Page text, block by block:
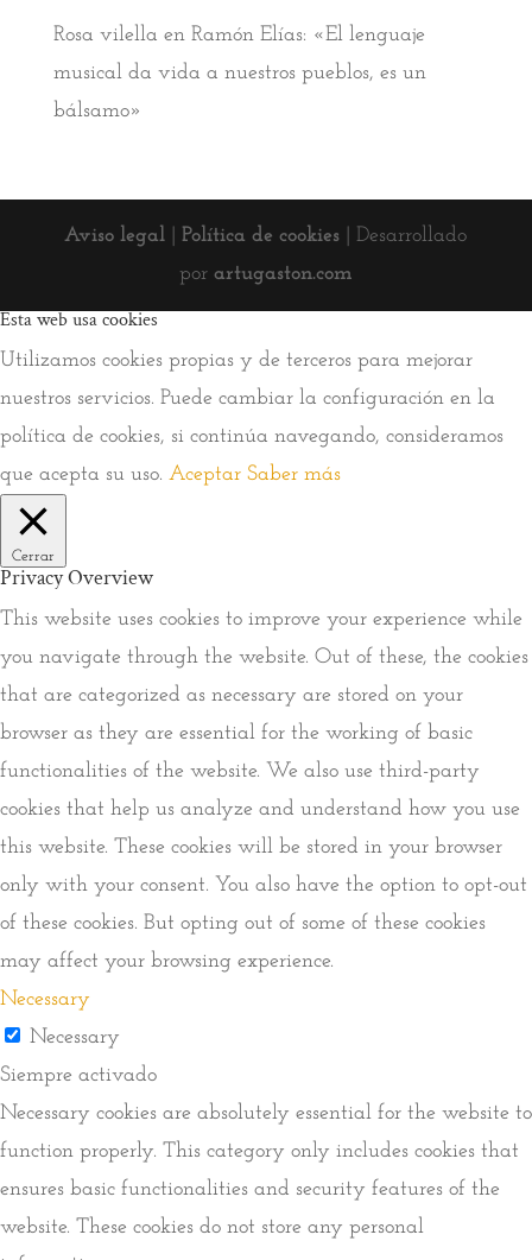
Rosa vilella en Ramón Elías: «El lenguaje
musical da vida a nuestros pueblos, es un
bálsamo»
Aviso legal |Política de cookies | Desarrollado
por artugaston.com
Esta web usa cookies
Utilizamos cookies propias y de terceros para mejorar
nuestros servicios. Puede cambiar la configuración en la
política de cookies, si continúa navegando, consideramos
que acepta su uso. Aceptar Saber más
Cerrar
Privacy Overview
This website uses cookies to improve your experience while
you navigate through the website. Out of these, the cookies
that are categorized as necessary are stored on your
browser as they are essential for the working of basic
functionalities of the website. We also use third-party
cookies that help us analyze and understand how you use
this website. These cookies will be stored in your browser
only with your consent. You also have the option to opt-out
of these cookies. But opting out of some of these cookies
may affect your browsing experience.
Necessary
Necessary
Siempre activado
Necessary cookies are absolutely essential for the website to
function properly. This category only includes cookies that
ensures basic functionalities and security features of the
website. These cookies do not store any personal